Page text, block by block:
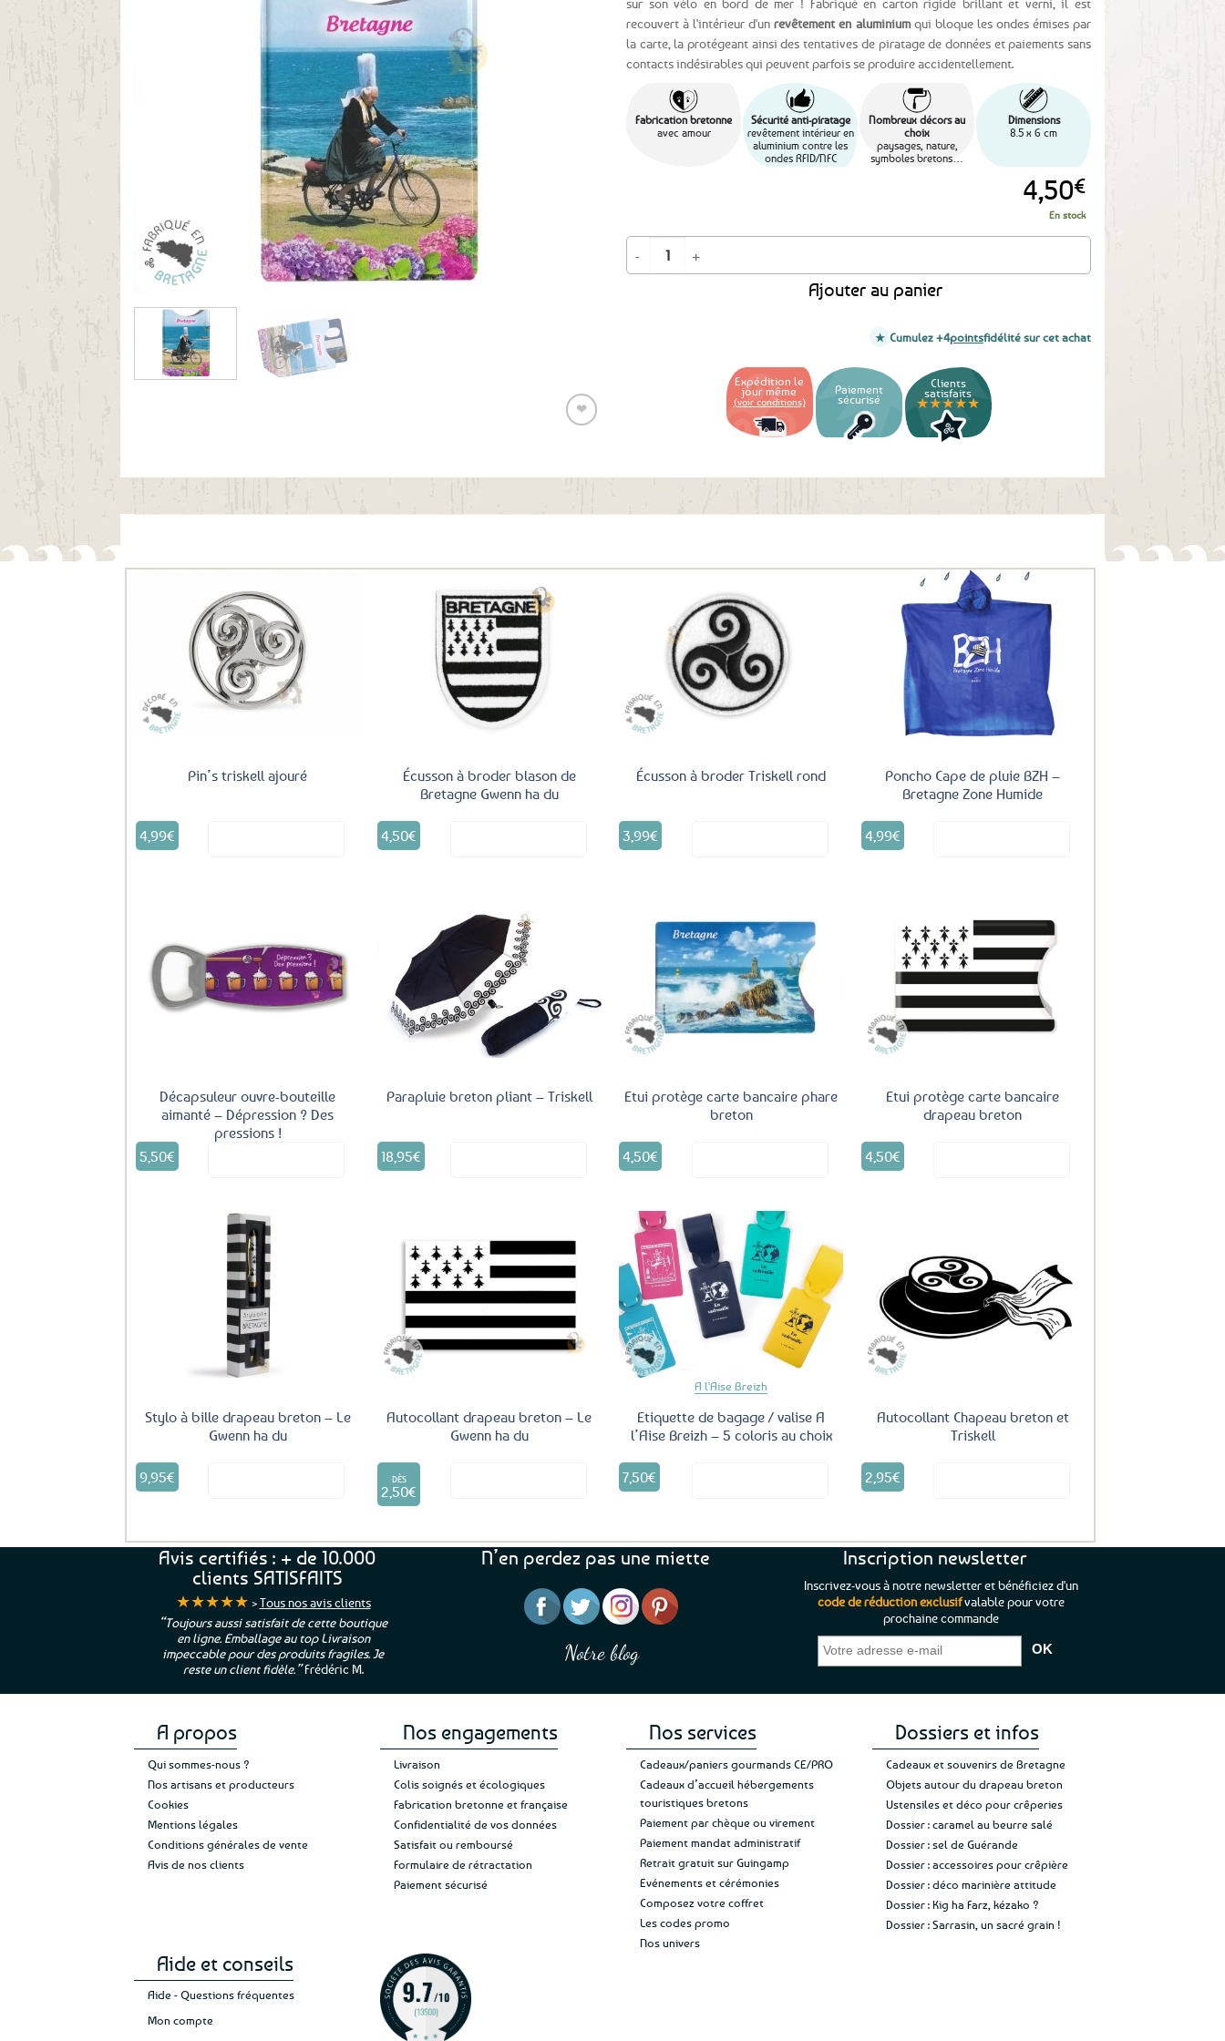
❤
Ajouter
sur son vélo en bord de mer ! Fabriqué en carton rigide brillant et verni, il est
recouvert à l'intérieur d'un revêtement en aluminiumqui bloque les ondes émises par
la carte, la protégeant ainsi des tentatives de piratage de données et paiements sans
contacts indésirables qui peuvent parfois se produire accidentellement.
Fabrication bretonne
avec amour
Sécurité anti-piratage
revêtement intérieur en
aluminium contre les
ondes RFID/NFC
Nombreux décors au
choix
paysages, nature,
symboles bretons…
Dimensions
8.5 x 6 cm
4,50€
En stock
quantité de Etui protège carte bancaire bigoudène
Ajouter au panier
Cumulez +4pointsfidélité sur cet achat
Expédition le
jour même
(voir conditions)
Paiement
sécurisé
Clients
satisfaits
★★★★★
Pin’s triskell ajouré
4,99€
Écusson à broder blason de
Bretagne Gwenn ha du
4,50€
Écusson à broder Triskell rond
3,99€
favoris
Poncho Cape de pluie BZH –
Bretagne Zone Humide
4,99€
Ajouter
aux
favoris
Décapsuleur ouvre-bouteille
aimanté – Dépression ? Des
pressions !
5,50€
Parapluie breton pliant – Triskell
18,95€
Ajouter
Etui protège carte bancaire phare
breton
4,50€
Ajouter
Etui protège carte bancaire
drapeau breton
4,50€
Stylo à bille drapeau breton – Le
Gwenn ha du
9,95€
Ajouter
aux
favoris
Autocollant drapeau breton – Le
Gwenn ha du
DÈS
2,50€
Ce
du
Ajouter
aux
favoris
A l'Aise Breizh
Etiquette de bagage / valise A
l’Aise Breizh – 5 coloris au choix
7,50€
Ce
Les
peuvent
être
choisies
du
Ajouter
aux
Autocollant Chapeau breton et
Triskell
2,95€
Avis certifiés : + de 10.000
clients SATISFAITS
★★★★★ >Tous nos avis clients
“Toujours aussi satisfait de cette boutique
en ligne. Emballage au top Livraison
impeccable pour des produits fragiles. Je
reste un client fidèle.”Frédéric M.
“Une boutique que je recommande pour
leur sérieux, des bons et beaux produits
et une équipe à l’écoute :-)”Patricia M.
“J’ai mis 5 étoiles parce que je pouvais pas
en mettre 6 ;)
Je suis plus que satisfaite de mon achat et
de ma livraison. Ne changez rien”Jade C.
“C’est agréable et tout aussi rassurant
de constater qu’il n’y a pas de petite
commande, mais un client à satisfaire.”
N’en perdez pas une miette
Notre blog
Inscription newsletter
Inscrivez-vous à notre newsletter et bénéficiez d'un
code de réduction exclusifvalable pour votre
prochaine commande
A propos
Qui sommes-nous ?
Nos artisans et producteurs
Cookies
Mentions légales
Conditions générales de vente
Avis de nos clients
Nos engagements
Livraison
Colis soignés et écologiques
Fabrication bretonne et française
Confidentialité de vos données
Satisfait ou remboursé
Formulaire de rétractation
Paiement sécurisé
Nos services
Cadeaux/paniers gourmands CE/PRO
Cadeaux d’accueil hébergements
touristiques bretons
Paiement par chèque ou virement
Paiement mandat administratif
Retrait gratuit sur Guingamp
Evénements et cérémonies
Composez votre coffret
Les codes promo
Nos univers
Dossiers et infos
Cadeaux et souvenirs de Bretagne
Objets autour du drapeau breton
Ustensiles et déco pour crêperies
Dossier : caramel au beurre salé
Dossier : sel de Guérande
Dossier : accessoires pour crêpière
Dossier : déco marinière attitude
Dossier : Kig ha Farz, kézako ?
Dossier : Sarrasin, un sacré grain !
Aide et conseils
Aide - Questions fréquentes
Mon compte